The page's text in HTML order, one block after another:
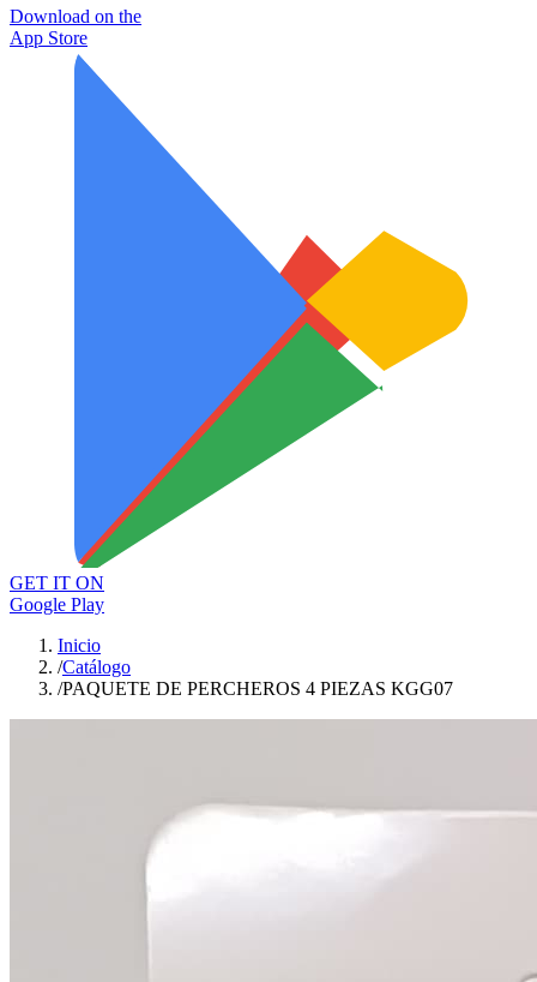
Download on the
App Store
GET IT ON
Google Play
Inicio
/Catálogo
/PAQUETE DE PERCHEROS 4 PIEZAS KGG07